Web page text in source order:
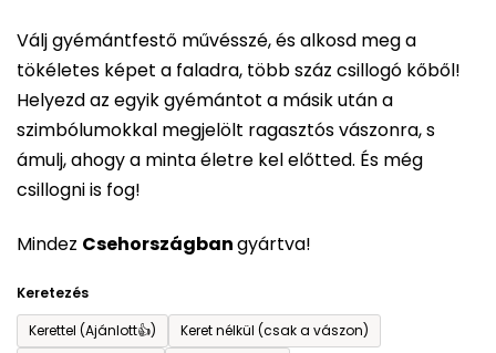
Válj gyémántfestő művésszé, és alkosd meg a
tökéletes képet a faladra, több száz csillogó kőből!
Helyezd az egyik gyémántot a másik után a
szimbólumokkal megjelölt ragasztós vászonra, s
ámulj, ahogy a minta életre kel előtted. És még
csillogni is fog!
Mindez Csehországbangyártva!
Keretezés
Kerettel (Ajánlott👍)
Keret nélkül (csak a vászon)
ből
0,0
csillag.